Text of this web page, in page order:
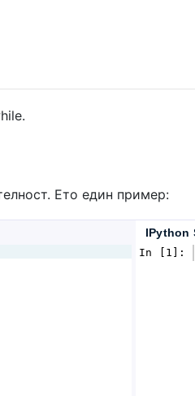
Ето един пример:
IPython
In [1]: